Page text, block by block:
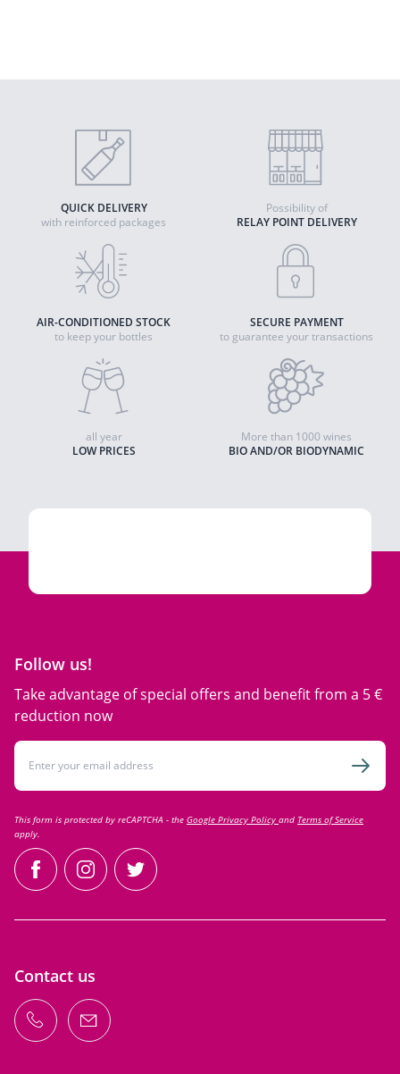
QUICK DELIVERY
with reinforced packages
RELAY POINT DELIVERY
Possibility of
AIR-CONDITIONED STOCK
to keep your bottles
SECURE PAYMENT
to guarantee your transactions
LOW PRICES
all year
BIO AND/OR BIODYNAMIC
More than 1000 wines
Follow us!
Take advantage of special offers and benefit from a 5 €
reduction now
Email Address
This form is protected by reCAPTCHA - the Google Privacy Policy and Terms of Service
apply.
facebookinstagramtwitter
Contact us